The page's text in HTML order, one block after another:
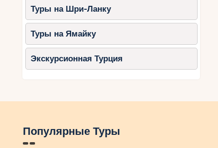
аутентичной культурой этой удивительной
страны. Не забудьте упаковать свое
любопытство и желание открыть для себя
новые грани активного отдыха. Какие другие
сочетание горнолыжных курортов,
Туры на Шри-Ланку
Туры на Ямайку
Экскурсионная Турция
Популярные Туры